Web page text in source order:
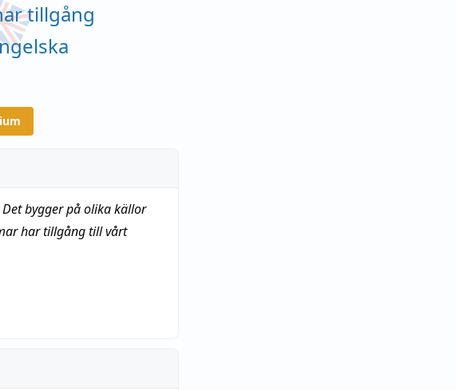
tillgång
bygger på olika källor
har tillgång till vårt